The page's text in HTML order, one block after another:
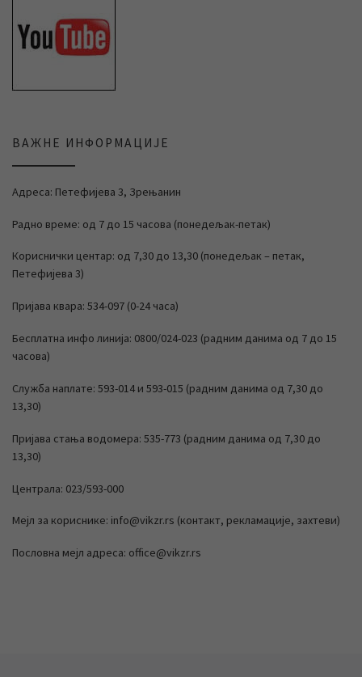
ВАЖНЕ ИНФОРМАЦИЈЕ
Адреса: Петефијева 3, Зрењанин
Радно време: од 7 до 15 часова (понедељак-петак)
Кориснички центар: од 7,30 до 13,30 (понедељак – петак,
Петефијева 3)
Пријава квара: 534-097 (0-24 часа)
Бесплатна инфо линија: 0800/024-023 (радним данима од 7 до 15
часова)
Служба наплате: 593-014 и 593-015 (радним данима од 7,30 до
13,30)
Пријава стања водомера: 535-773 (радним данима од 7,30 до
13,30)
Централа: 023/593-000
Мејл за кориснике: info@vikzr.rs (контакт, рекламације, захтеви)
Пословна мејл адреса: office@vikzr.rs